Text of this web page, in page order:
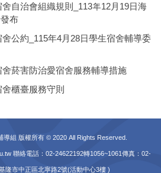
自治會組織規則_113年12月19日海
布
公約_115年4月28日學生宿舍輔導委
菸害防治愛宿舍服務輔導措施
櫃臺服務守則
導組 版權所有 © 2020 All Rights Reserved.
聯絡電話：02-24622192轉1056~1061 傳真：02-
隆市中正區北寧路2號(活動中心3樓 )